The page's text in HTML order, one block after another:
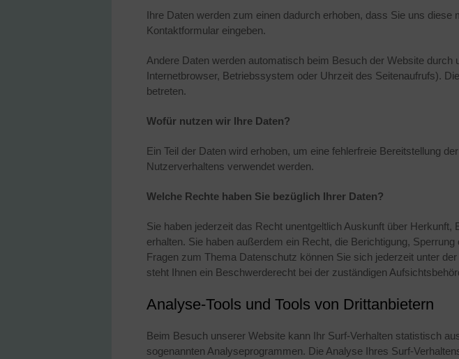
Ihre Daten werden zum einen dadurch erhoben, dass Sie uns
Kontaktformular eingeben.
Andere Daten werden automatisch beim Besuch der Website
Internetbrowser, Betriebssystem oder Uhrzeit des Seitenaufrufs).
betreten.
Wofür nutzen wir Ihre Daten?
Ein Teil der Daten wird erhoben, um eine fehlerfreie Bereitstellung
Nutzerverhaltens verwendet werden.
Welche Rechte haben Sie bezüglich Ihrer Daten?
Sie haben jederzeit das Recht unentgeltlich Auskunft über
erhalten. Sie haben außerdem ein Recht, die Berichtigung,
Fragen zum Thema Datenschutz können Sie sich jederzeit unter
steht Ihnen ein Beschwerderecht bei der zuständigen
Analyse-Tools und Tools von Drittanbietern
Beim Besuch unserer Website kann Ihr Surf-Verhalten statistisch
sogenannten Analyseprogrammen. Die Analyse Ihres Surf-